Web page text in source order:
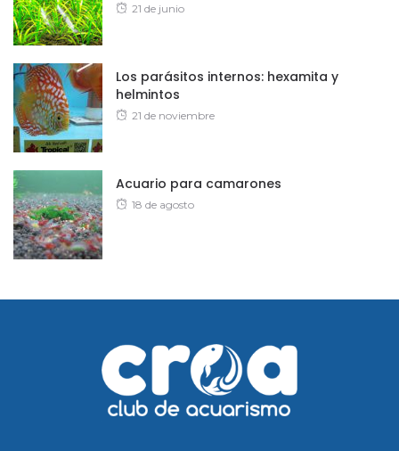
Posted
21 de junio
Los parásitos internos: hexamita y
helmintos
Posted
21 de noviembre
Acuario para camarones
Posted
18 de agosto